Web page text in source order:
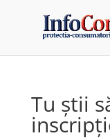
Tu știi